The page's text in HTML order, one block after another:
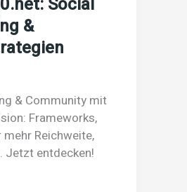
&
& Community mit
Frameworks,
Reichweite,
Jetzt entdecken!